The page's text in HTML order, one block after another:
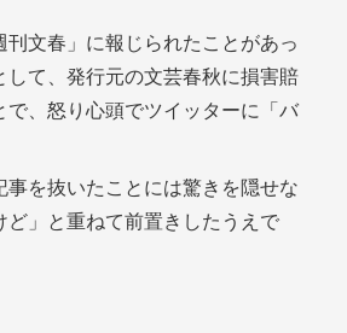
文春」に報じられたことがあっ
て、発行元の文芸春秋に損害賠
、怒り心頭でツイッターに「バ
を抜いたことには驚きを隠せな
」と重ねて前置きしたうえで